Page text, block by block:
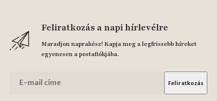
Feliratkozás a napi hírlevélre
Maradjon naprakész! Kapja meg a legfrissebb híreket
egyenesen a postafiókjába.